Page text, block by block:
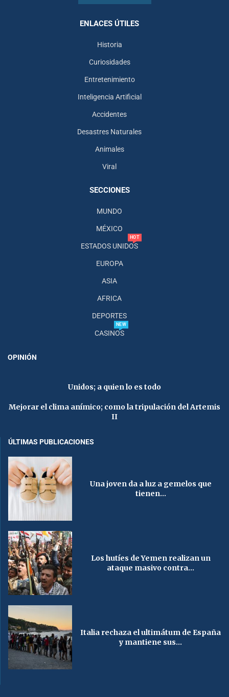
ENLACES ÚTILES
Historia
Curiosidades
Entretenimiento
Inteligencia Artificial
Accidentes
Desastres Naturales
Animales
Viral
SECCIONES
MUNDO
MÉXICO
ESTADOS UNIDOS
HOT
EUROPA
ASIA
AFRICA
DEPORTES
CASINOS
NEW
OPINIÓN
Unidos; a quien lo es todo
Mejorar el clima anímico; como la tripulación del Artemis
II
ÚLTIMAS PUBLICACIONES
Una joven da a luz a gemelos que
tienen...
Los hutíes de Yemen realizan un
ataque masivo contra...
Italia rechaza el ultimátum de España
y mantiene sus...